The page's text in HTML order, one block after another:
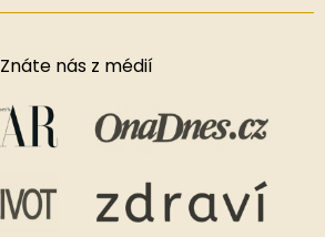
Znáte nás z médií